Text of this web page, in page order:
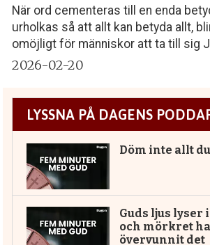
När ord cementeras till en enda
urholkas så att allt kan betyda allt,
omöjligt för människor att ta till sig
2026-02-20
LYSSNA PÅ DAGENS
Döm inte allt
Guds ljus lyser
och mörkret
övervunnit det